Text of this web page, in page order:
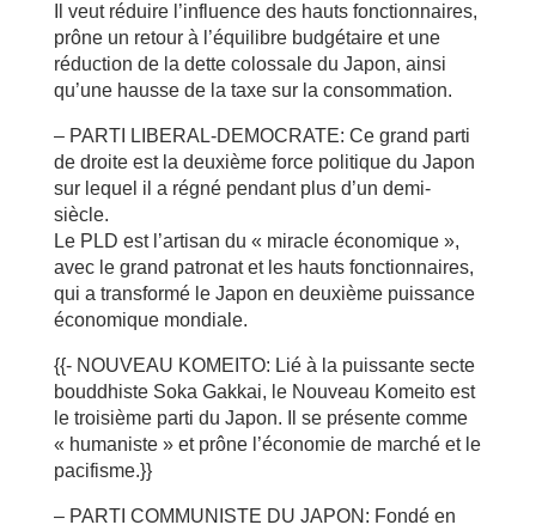
Il veut réduire l’influence des hauts fonctionnaires,
prône un retour à l’équilibre budgétaire et une
réduction de la dette colossale du Japon, ainsi
qu’une hausse de la taxe sur la consommation.
– PARTI LIBERAL-DEMOCRATE: Ce grand parti
de droite est la deuxième force politique du Japon
sur lequel il a régné pendant plus d’un demi-
siècle.
Le PLD est l’artisan du « miracle économique »,
avec le grand patronat et les hauts fonctionnaires,
qui a transformé le Japon en deuxième puissance
économique mondiale.
{{- NOUVEAU KOMEITO: Lié à la puissante secte
bouddhiste Soka Gakkai, le Nouveau Komeito est
le troisième parti du Japon. Il se présente comme
« humaniste » et prône l’économie de marché et le
pacifisme.}}
– PARTI COMMUNISTE DU JAPON: Fondé en